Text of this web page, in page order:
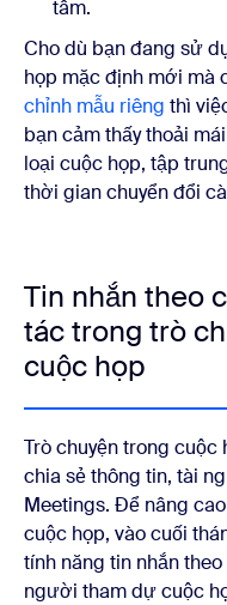
tâm.
Cho dù bạn đang sử
họp mặc định mới mà
chỉnh mẫu riêng thì
bạn cảm thấy thoải
loại cuộc họp, tập
thời gian chuyển đổi
Tin nhắn theo
tác trong trò
cuộc họp
Trò chuyện trong cuộc
chia sẻ thông tin, tài
Meetings. Để nâng
cuộc họp, vào cuối
tính năng tin nhắn
người tham dự cuộc